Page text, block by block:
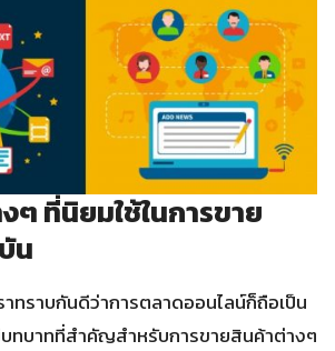
ๆ ที่นิยมใช้ในการขาย
น
ทราบกันดีว่าการตลาดออนไลน์ก็ถือเป็น
ทบาทที่สำคัญสำหรับการขายสินค้าต่างๆ